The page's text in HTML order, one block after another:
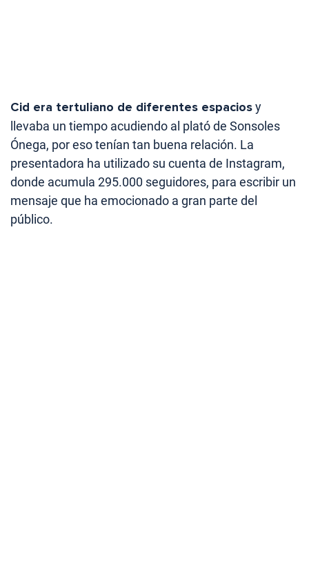
Cid era tertuliano de diferentes espaciosy
llevaba un tiempo acudiendo al plató de Sonsoles
Ónega, por eso tenían tan buena relación. La
presentadora ha utilizado su cuenta de Instagram,
donde acumula 295.000 seguidores, para escribir un
mensaje que ha emocionado a gran parte del
público.